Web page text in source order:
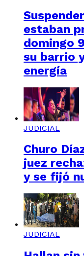
estaban
domingo
su barrio
energía
JUDICIAL
Churo
juez
y se fijó
JUDICIAL